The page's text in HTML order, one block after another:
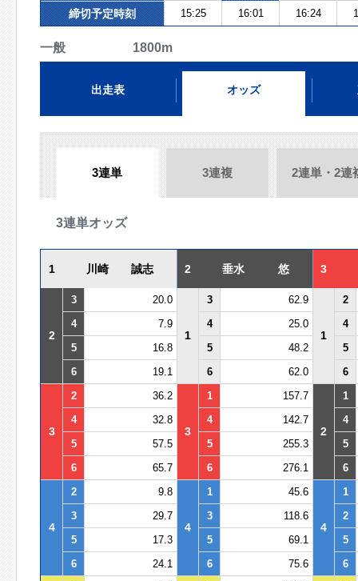
締切予定時刻 15:25 16:01 16:24
一般 1800m
出走表 オッズ
3連単 3連複 2連単・2連
3連単オッズ
1 川崎 誠志 2 垂水 悠 3
2
3 20.0
1
3 62.9
1
2
4
7.9 4 25.0
4
5
16.8 5 48.2
5
6
19.1 6 62.0 6
3
2 36.2
3
1 157.7
2
1
4
32.8 4 142.7
4
5
57.5 5 255.3
5
6
65.7 6 276.1 6
4
2 9.8
4
1 45.6
4
1
3
29.7 3 118.6
2
5
17.3 5 69.1
5
6
24.1 6 75.6 6